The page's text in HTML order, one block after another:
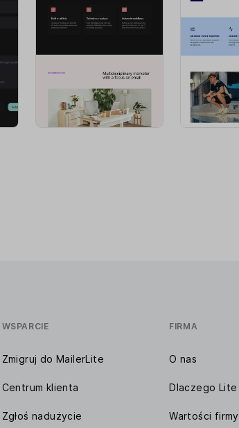
WSPARCIE
Zmigruj do MailerLite
Centrum klienta
Zgłoś nadużycie
FIRMA
O nas
Dlaczego Lite
Wartości firmy